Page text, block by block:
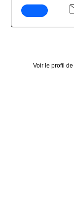
Voir le profil de